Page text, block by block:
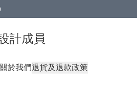
計成員
關於我們退貨及退款政策